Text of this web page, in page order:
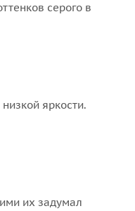
серого в
яркости.
их задумал